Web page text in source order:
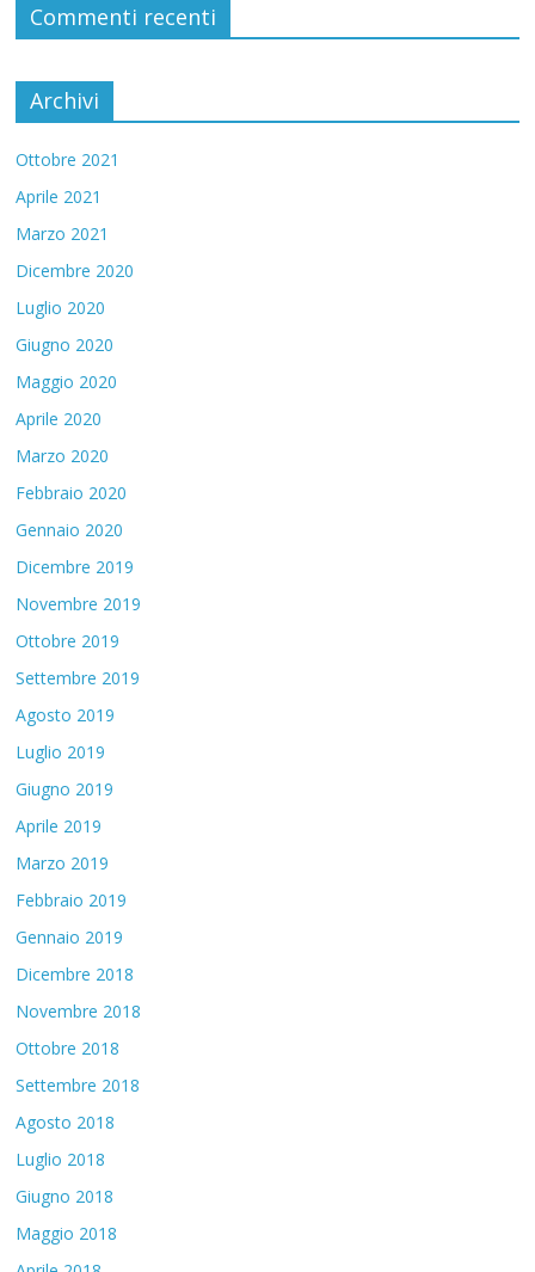
Commenti recenti
Archivi
Ottobre 2021
Aprile 2021
Marzo 2021
Dicembre 2020
Luglio 2020
Giugno 2020
Maggio 2020
Aprile 2020
Marzo 2020
Febbraio 2020
Gennaio 2020
Dicembre 2019
Novembre 2019
Ottobre 2019
Settembre 2019
Agosto 2019
Luglio 2019
Giugno 2019
Aprile 2019
Marzo 2019
Febbraio 2019
Gennaio 2019
Dicembre 2018
Novembre 2018
Ottobre 2018
Settembre 2018
Agosto 2018
Luglio 2018
Giugno 2018
Maggio 2018